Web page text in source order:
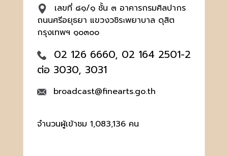
เลขที่ ๘๑/๑ ชั้น ๓ อาคารกรมศิลปากร
ถนนศรีอยุธยา แขวงวชิระพยาบาล ดุสิต
กรุงเทพฯ ๑๐๓๐๐
02 126 6660, 02 164 2501-2
ต่อ 3030, 3031
broadcast@finearts.go.th
จำนวนผู้เข้าชม 1,083,136 คน